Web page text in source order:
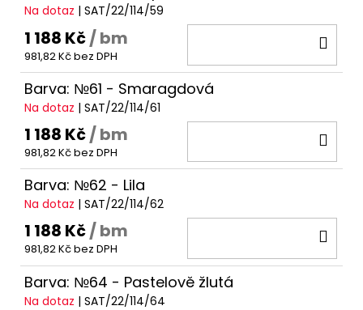
Na dotaz | SAT/22/114/59
1 188 Kč/ bm
981,82 Kč bez DPH
Barva: №61 - Smaragdová
Na dotaz | SAT/22/114/61
1 188 Kč/ bm
981,82 Kč bez DPH
Barva: №62 - Lila
Na dotaz | SAT/22/114/62
1 188 Kč/ bm
981,82 Kč bez DPH
Barva: №64 - Pastelově žlutá
Na dotaz | SAT/22/114/64